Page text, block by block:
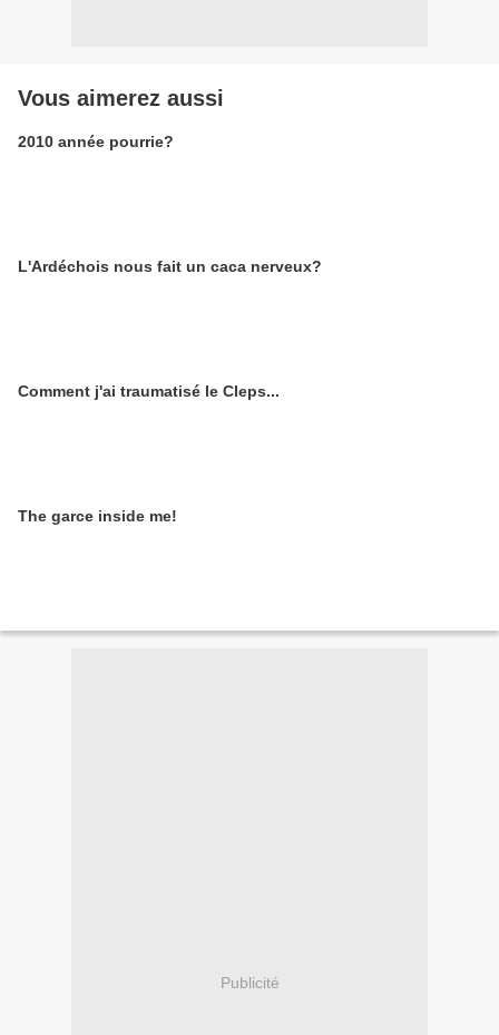
Vous aimerez aussi
2010 année pourrie?
L'Ardéchois nous fait un caca nerveux?
Comment j'ai traumatisé le Cleps...
The garce inside me!
Publicité